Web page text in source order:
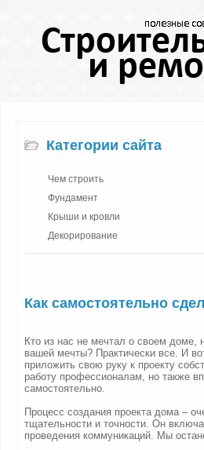
Категории сайта
Чем строить
Фундамент
Крыши и кровли
Декорирование
Как самостоятельно
Кто из нас не мечтал о своем
вашей мечты? Практически все. И
приложить свою руку к проекту
работу профессионалам, но также
самостоятельно.
Процесс создания проекта дома –
тщательности и точности. Он
проведения коммуникаций. Мы